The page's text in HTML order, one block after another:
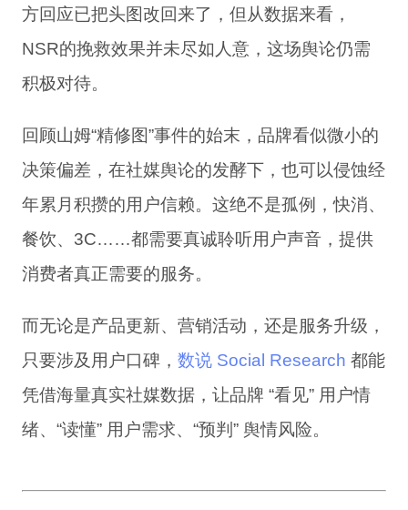
方回应已把头图改回来了 ， 但从数据来看，
NSR的挽救效果并未尽如人意 ， 这场舆论仍需
积极对待。
回顾山姆“精修图”事件的始末 ， 品牌看似微小的
决策偏差 ， 在社媒舆论的发酵下， 也可以侵蚀经
年累月积攒的用户信赖。 这绝不是孤例 ，快消、
餐饮、 3C……都需要真诚聆听用户声音， 提供
消费者真正需要的服务。
而无论是产品更新、营销活动，还是服务升级，
只要涉及用户口碑， 数说 Social Research 都能
凭借海量真实社媒数据，让品牌 “看见” 用户情
绪、“读懂” 用户需求、“预判” 舆情风险。